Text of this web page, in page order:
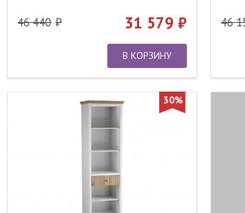
46 440 31 579
В КОРЗИНУ
46
30%